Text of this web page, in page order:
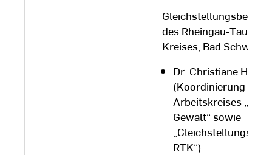
des Rheingau-Taunus-
Kreises, Bad
Dr. Christiane
(Koordinierung des
Arbeitskreises
Gewalt“ sowie
RTK“)